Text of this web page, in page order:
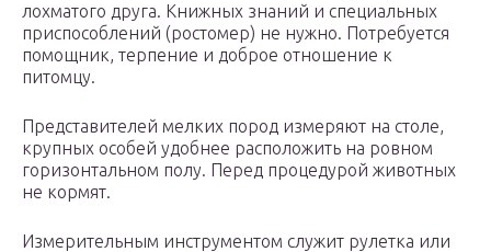
лохматого друга. Книжных знаний и специальных
приспособлений (ростомер) не нужно. Потребуется
помощник, терпение и доброе отношение к
питомцу.
Представителей мелких пород измеряют на столе,
крупных особей удобнее расположить на ровном
горизонтальном полу. Перед процедурой животных
не кормят.
Измерительным инструментом служит рулетка или